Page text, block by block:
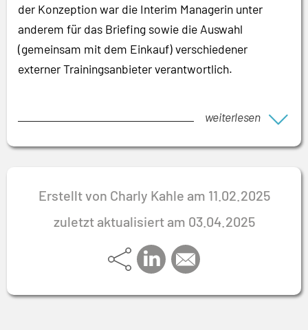
der Konzeption war die Interim Managerin unter
anderem für das Briefing sowie die Auswahl
(gemeinsam mit dem Einkauf) verschiedener
externer Trainingsanbieter verantwortlich.
weiterlesen
Erstellt von Charly Kahle am 11.02.2025
zuletzt aktualisiert am 03.04.2025